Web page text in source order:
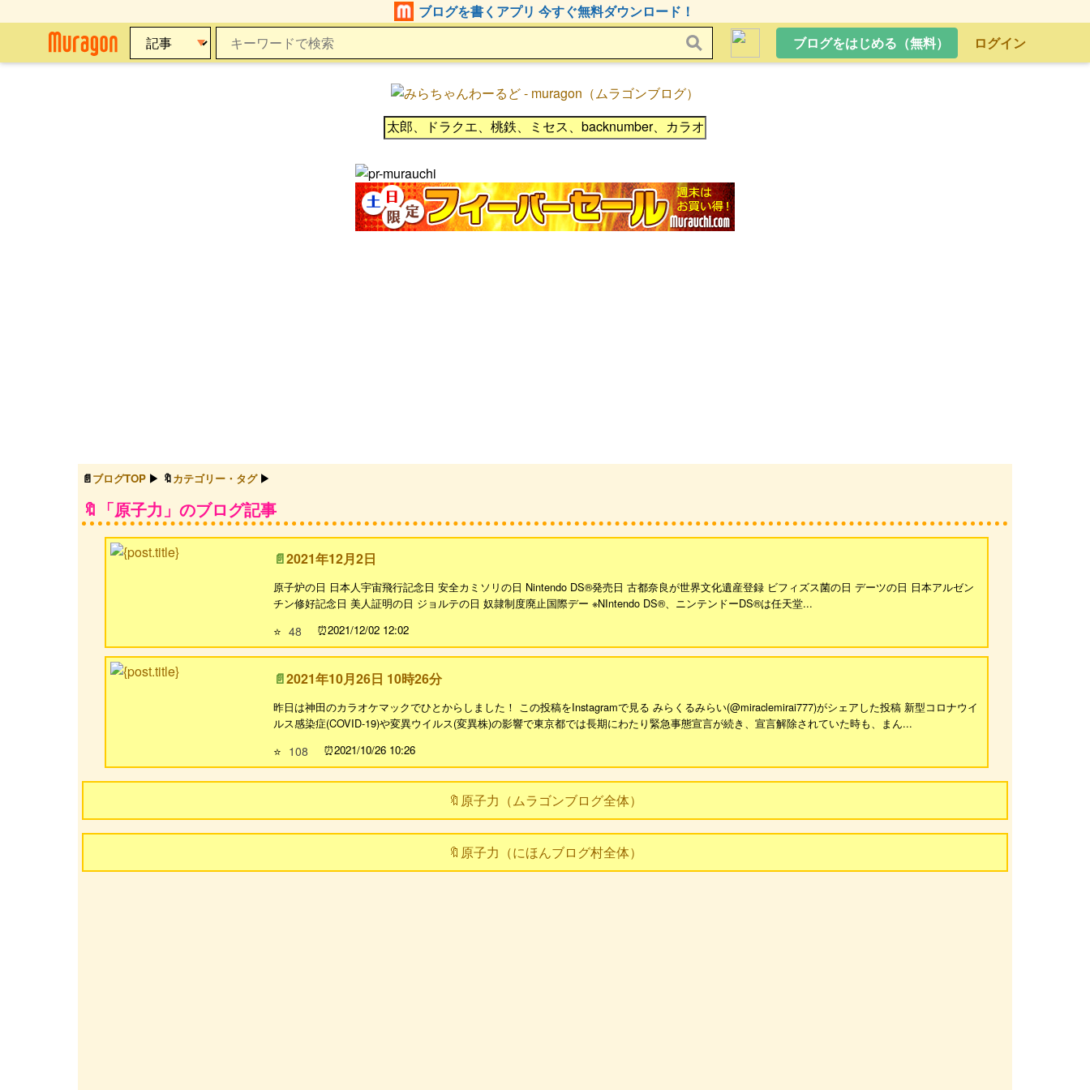
ブログを書くアプリ 今すぐ無料ダウンロード！
ブログをはじめる（無料）
ログイン
ブログTOP カテゴリー・タグ
「原子力」のブログ記事
2021年12月2日
原子炉の日 日本人宇宙飛行記念日 安全カミソリの日 Nintendo DS®発売日 古都奈良が世界文化遺産登録 ビフィズス菌の日 デーツの日 日本アルゼン
チン修好記念日 美人証明の日 ジョルテの日 奴隷制度廃止国際デー ※NIntendo DS®、ニンテンドーDS®は任天堂...
⭐ 48 2021/12/02 12:02
2021年10月26日 10時26分
昨日は神田のカラオケマックでひとからしました！ この投稿をInstagramで見る みらくるみらい(@miraclemirai777)がシェアした投稿 新型コロナウイ
ルス感染症(COVID-19)や変異ウイルス(変異株)の影響で東京都では長期にわたり緊急事態宣言が続き、宣言解除されていた時も、まん...
⭐ 108 2021/10/26 10:26
🔖原子力（ムラゴンブログ全体）
🔖原子力（にほんブログ村全体）